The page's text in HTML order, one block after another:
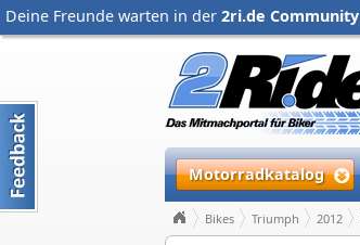
Deine Freunde warten in der 2ri.de Community
Motorradkatalog
Bikes Triumph 2012